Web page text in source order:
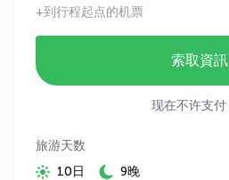
+到行程起点的机票
索取資訊
现在不许支付
旅游天数
10日
9晚